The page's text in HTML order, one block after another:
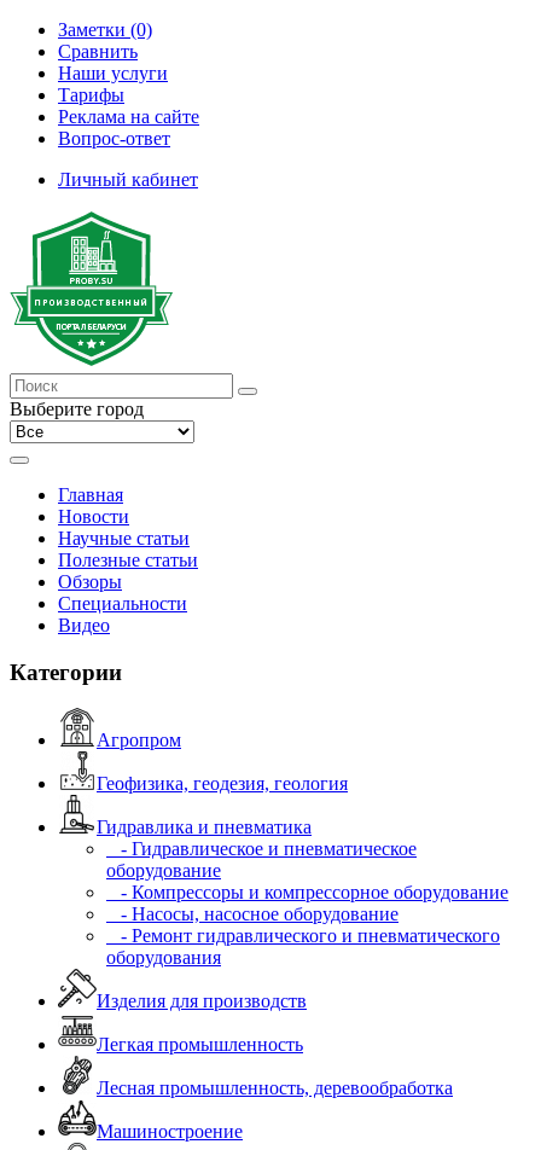
Заметки (0)
Сравнить
Наши услуги
Тарифы
Реклама на сайте
Вопрос-ответ
Личный кабинет
Выберите город
Главная
Новости
Научные статьи
Полезные статьи
Обзоры
Специальности
Видео
Категории
Агропром
Геофизика, геодезия, геология
Гидравлика и пневматика
- Гидравлическое и пневматическое
оборудование
- Компрессоры и компрессорное оборудование
- Насосы, насосное оборудование
- Ремонт гидравлического и пневматического
оборудования
Изделия для производств
Легкая промышленность
Лесная промышленность, деревообработка
Машиностроение